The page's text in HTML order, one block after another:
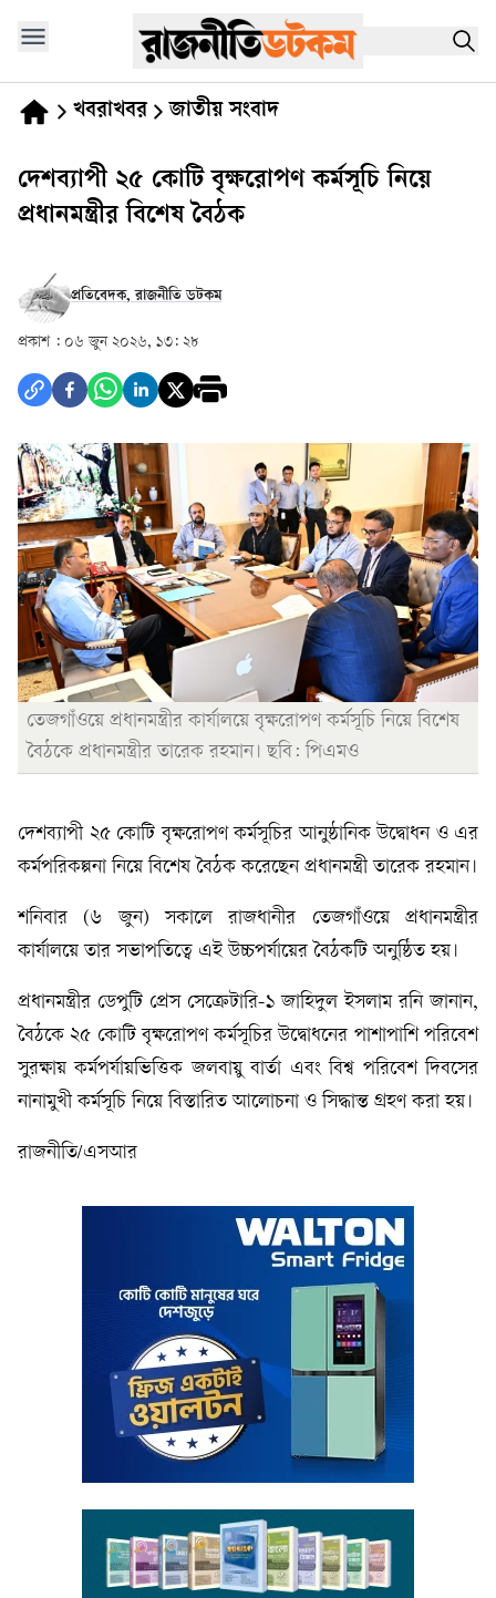
খবরাখবর জাতীয় সংবাদ
দেশব্যাপী ২৫ কোটি বৃক্ষরোপণ কর্মসূচি নিয়ে
প্রধানমন্ত্রীর বিশেষ বৈঠক
প্রতিবেদক, রাজনীতি ডটকম
প্রকাশ : ০৬ জুন ২০২৬, ১৩: ২৮
তেজগাঁওয়ে প্রধানমন্ত্রীর কার্যালয়ে বৃক্ষরোপণ কর্মসূচি নিয়ে বিশেষ
বৈঠকে প্রধানমন্ত্রীর তারেক রহমান। ছবি: পিএমও
দেশব্যাপী ২৫ কোটি বৃক্ষরোপণ কর্মসূচির আনুষ্ঠানিক উদ্বোধন ও এর
কর্মপরিকল্পনা নিয়ে বিশেষ বৈঠক করেছেন প্রধানমন্ত্রী তারেক রহমান।
শনিবার (৬ জুন) সকালে রাজধানীর তেজগাঁওয়ে প্রধানমন্ত্রীর
কার্যালয়ে তার সভাপতিত্বে এই উচ্চপর্যায়ের বৈঠকটি অনুষ্ঠিত হয়।
প্রধানমন্ত্রীর ডেপুটি প্রেস সেক্রেটারি-১ জাহিদুল ইসলাম রনি জানান,
বৈঠকে ২৫ কোটি বৃক্ষরোপণ কর্মসূচির উদ্বোধনের পাশাপাশি পরিবেশ
সুরক্ষায় কর্মপর্যায়ভিত্তিক জলবায়ু বার্তা এবং বিশ্ব পরিবেশ দিবসের
নানামুখী কর্মসূচি নিয়ে বিস্তারিত আলোচনা ও সিদ্ধান্ত গ্রহণ করা হয়।
রাজনীতি/এসআর